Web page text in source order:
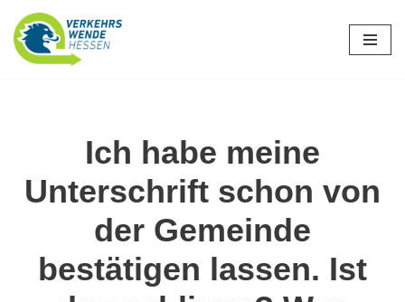
Zum
Ich habe meine
Unterschrift schon von
der Gemeinde
bestätigen lassen. Ist